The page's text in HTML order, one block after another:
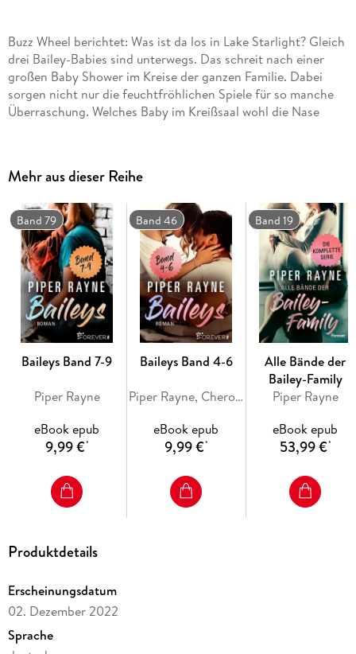
Buzz Wheel berichtet: Was ist da los in Lake Starlight? Gleich
drei Bailey-Babies sind unterwegs. Das schreit nach einer
großen Baby Shower im Kreise der ganzen Familie. Dabei
sorgen nicht nur die feuchtfröhlichen Spiele für so manche
Überraschung. Welches Baby im Kreißsaal wohl die Nase
Mehr aus dieser Reihe
Band 79
Baileys Band 7-9
Piper Rayne
eBook epub
9,99 €*
Band 46
Baileys Band 4-6
Piper Rayne, Cherokee Moon Agnew
eBook epub
9,99 €*
Band 19
Alle Bände der
Bailey-Family
Piper Rayne
eBook epub
53,99 €*
Produktdetails
Erscheinungsdatum
02. Dezember 2022
Sprache